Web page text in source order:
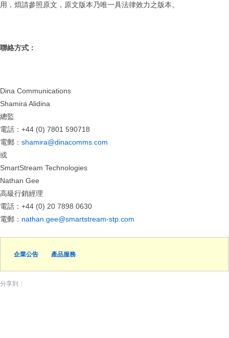
用，煩請參照原文，原文版本乃唯一具法律效力之版本。
聯絡方式：
Dina Communications
Shamira Alidina
總監
電話：+44 (0) 7801 590718
電郵： shamira@dinacomms.com
或
SmartStream Technologies
Nathan Gee
高級行銷經理
電話：+44 (0) 20 7898 0630
電郵： nathan.gee@smartstream-stp.com
企業公告 產品服務
分享到：